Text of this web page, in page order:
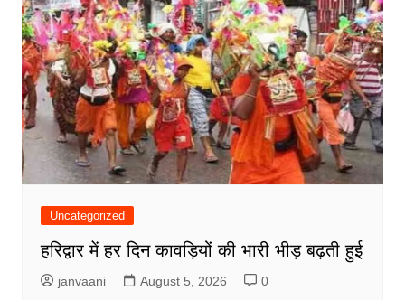
Uncategorized
हरिद्वार में हर दिन कावड़ियों की भारी भीड़ बढ़ती हुई
janvaani August 5, 2026 0